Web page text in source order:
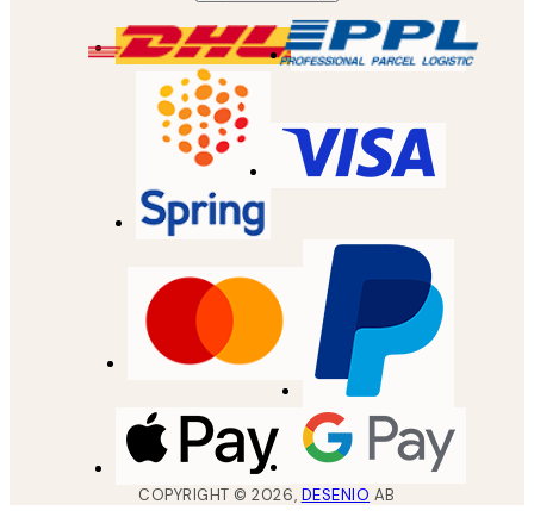
COPYRIGHT ©2026, DESENIO AB